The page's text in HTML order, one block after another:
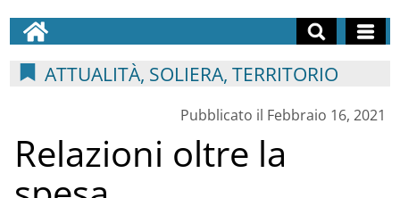
ATTUALITÀ, SOLIERA, TERRITORIO
Pubblicato il Febbraio 16, 2021
Relazioni oltre la